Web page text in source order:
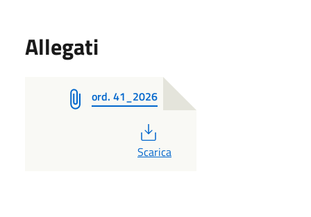
Allegati
ord. 41_2026
PDF
Scarica